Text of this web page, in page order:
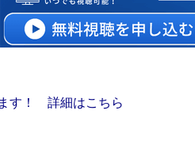
す！ 詳細はこちら